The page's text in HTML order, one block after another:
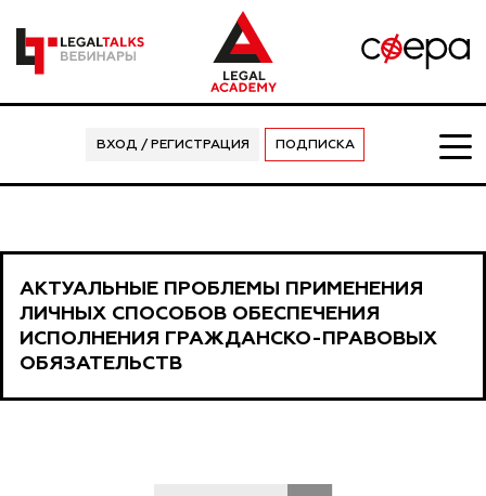
ВХОД / РЕГИСТРАЦИЯ ПОДПИСКА
АКТУАЛЬНЫЕ ПРОБЛЕМЫ ПРИМЕНЕНИЯ
ЛИЧНЫХ СПОСОБОВ ОБЕСПЕЧЕНИЯ
ИСПОЛНЕНИЯ ГРАЖДАНСКО-ПРАВОВЫХ
ОБЯЗАТЕЛЬСТВ